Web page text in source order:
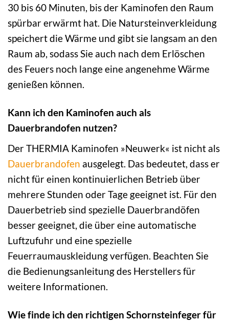
30 bis 60 Minuten, bis der Kaminofen den Raum
spürbar erwärmt hat. Die Natursteinverkleidung
speichert die Wärme und gibt sie langsam an den
Raum ab, sodass Sie auch nach dem Erlöschen
des Feuers noch lange eine angenehme Wärme
genießen können.
Kann ich den Kaminofen auch als
Dauerbrandofen nutzen?
Der THERMIA Kaminofen »Neuwerk« ist nicht als
Dauerbrandofen ausgelegt. Das bedeutet, dass er
nicht für einen kontinuierlichen Betrieb über
mehrere Stunden oder Tage geeignet ist. Für den
Dauerbetrieb sind spezielle Dauerbrandöfen
besser geeignet, die über eine automatische
Luftzufuhr und eine spezielle
Feuerraumauskleidung verfügen. Beachten Sie
die Bedienungsanleitung des Herstellers für
weitere Informationen.
Wie finde ich den richtigen Schornsteinfeger für